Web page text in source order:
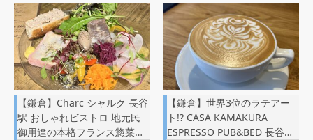
【鎌倉】Charc シャルク 長谷
駅 おしゃれビストロ 地元民
御用達の本格フランス惣菜…
【鎌倉】世界3位のラテアー
ト!? CASA KAMAKURA
ESPRESSO PUB&BED 長谷…